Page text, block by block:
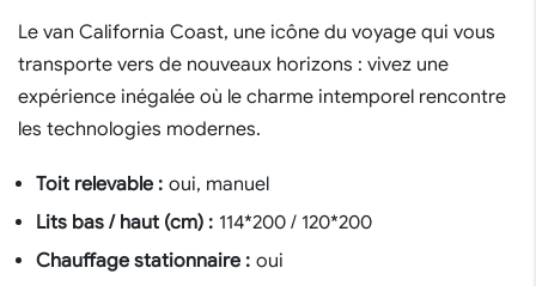
Le van California Coast, une icône du voyage qui vous
transporte vers de nouveaux horizons : vivez une
expérience inégalée où le charme intemporel rencontre
les technologies modernes.
Toit relevable : oui, manuel
Lits bas / haut (cm) : 114*200 / 120*200
Chauffage stationnaire : oui